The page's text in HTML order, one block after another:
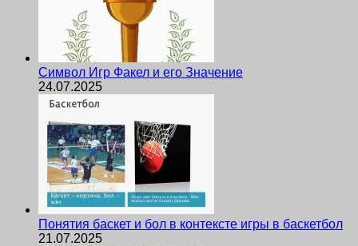
Символ Игр Факел и его Значение
24.07.2025
Понятия баскет и бол в контексте игры в баскетбол
21.07.2025